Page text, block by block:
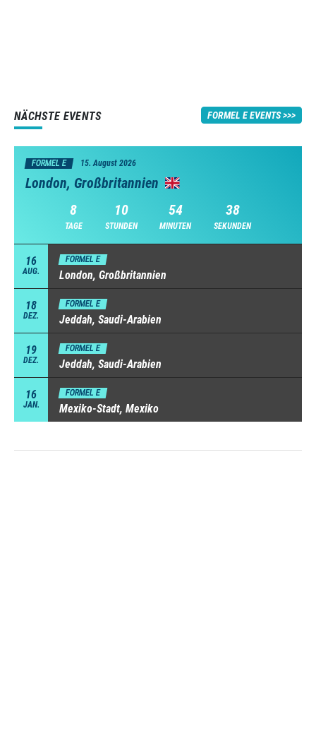
NÄCHSTE EVENTS FORMEL E EVENTS
FORMEL E 15. August 2026
London, Großbritannien
8
TAGE
10
STUNDEN
54
MINUTEN
37
SEKUNDEN
16
AUG.
FORMEL E
London, Großbritannien
18
DEZ.
FORMEL E
Jeddah, Saudi-Arabien
19
DEZ.
FORMEL E
Jeddah, Saudi-Arabien
16
JAN.
FORMEL E
Mexiko-Stadt, Mexiko